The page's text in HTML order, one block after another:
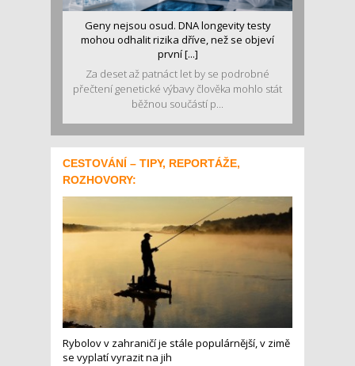
Geny nejsou osud. DNA longevity testy
mohou odhalit rizika dříve, než se objeví
první [...]
Za deset až patnáct let by se podrobné
přečtení genetické výbavy člověka mohlo stát
běžnou součástí p...
CESTOVÁNÍ – TIPY, REPORTÁŽE,
ROZHOVORY:
Rybolov v zahraničí je stále populárnější, v zimě
se vyplatí vyrazit na jih